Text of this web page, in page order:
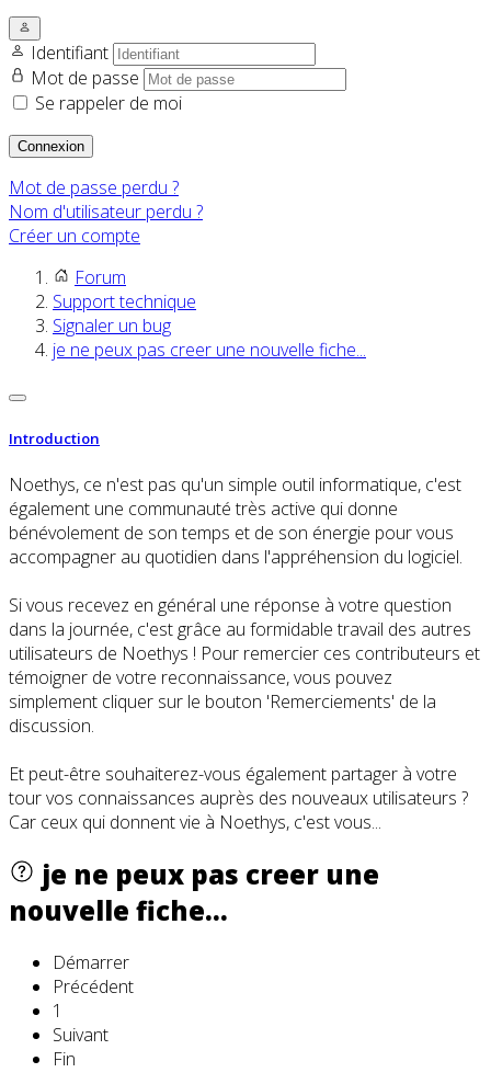
Identifiant
Mot de passe
Se rappeler de moi
Connexion
Mot de passe perdu ?
Nom d'utilisateur perdu ?
Créer un compte
Forum
Support technique
Signaler un bug
je ne peux pas creer une nouvelle fiche...
Introduction
Noethys, ce n'est pas qu'un simple outil informatique, c'est
également une communauté très active qui donne
bénévolement de son temps et de son énergie pour vous
accompagner au quotidien dans l'appréhension du logiciel.
Si vous recevez en général une réponse à votre question
dans la journée, c'est grâce au formidable travail des autres
utilisateurs de Noethys ! Pour remercier ces contributeurs et
témoigner de votre reconnaissance, vous pouvez
simplement cliquer sur le bouton 'Remerciements' de la
discussion.
Et peut-être souhaiterez-vous également partager à votre
tour vos connaissances auprès des nouveaux utilisateurs ?
Car ceux qui donnent vie à Noethys, c'est vous...
je ne peux pas creer une
nouvelle fiche...
Démarrer
Précédent
1
Suivant
Fin